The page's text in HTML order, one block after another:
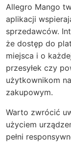
Allegro Mango
aplikacji
sprzedawców.
że dostęp do
miejsca i o
przesyłek czy
użytkownikom
zakupowym.
Warto zwrócić
użyciem
pełni